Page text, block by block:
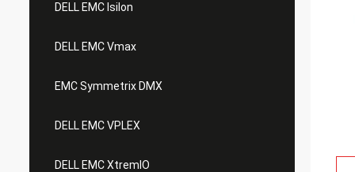
DELL EMC Isilon
DELL EMC Vmax
EMC Symmetrix DMX
DELL EMC VPLEX
DELL EMC XtremIO